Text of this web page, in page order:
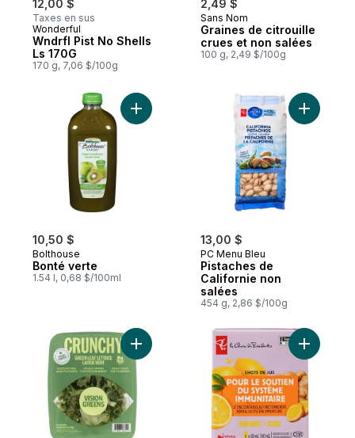
12,00 $
Taxes en sus
Wonderful
Wndrfl Pist No Shells
Ls 170G
170 g, 7,06 $/100g
2,49 $
Sans Nom
Graines de citrouille
crues et non salées
100 g, 2,49 $/100g
10,50 $
Bolthouse
Bonté verte
1.54 l, 0,68 $/100ml
Ajouter Bonté verte au panier
13,00 $
PC Menu Bleu
Pistaches de
Californie non
salées
454 g, 2,86 $/100g
Ajouter VisionGreens crunchy laitueAjouter